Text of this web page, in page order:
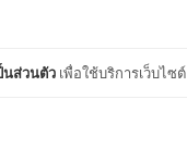
นส่วนตัว เพื่อใช้บริการเว็บไซต์